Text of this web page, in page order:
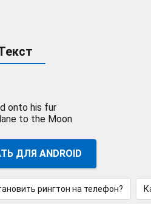
onto his fur
to the Moon
ДЛЯ ANDROID
рингтон на телефон?